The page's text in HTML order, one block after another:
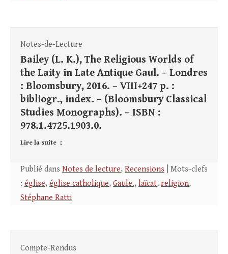
Notes-de-Lecture
Bailey (L. K.), The Religious Worlds of
the Laity in Late Antique Gaul. – Londres
: Bloomsbury, 2016. – VIII+247 p. :
bibliogr., index. – (Bloomsbury Classical
Studies Monographs). – ISBN :
978.1.4725.1903.0.
Lire la suite
Publié dans Notes de lecture, Recensions | Mots-clefs
: église, église catholique, Gaule., laïcat, religion,
Stéphane Ratti
Compte-Rendus